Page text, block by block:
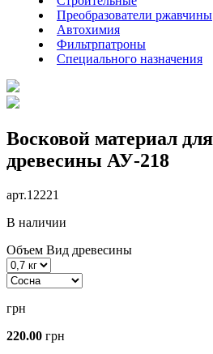
Преобразователи ржавчины
Автохимия
Фильтрпатроны
Специального назначения
Восковой материал
древесины АУ-218
арт.12221
В наличии
Объем Вид древесины
грн
220.00 грн